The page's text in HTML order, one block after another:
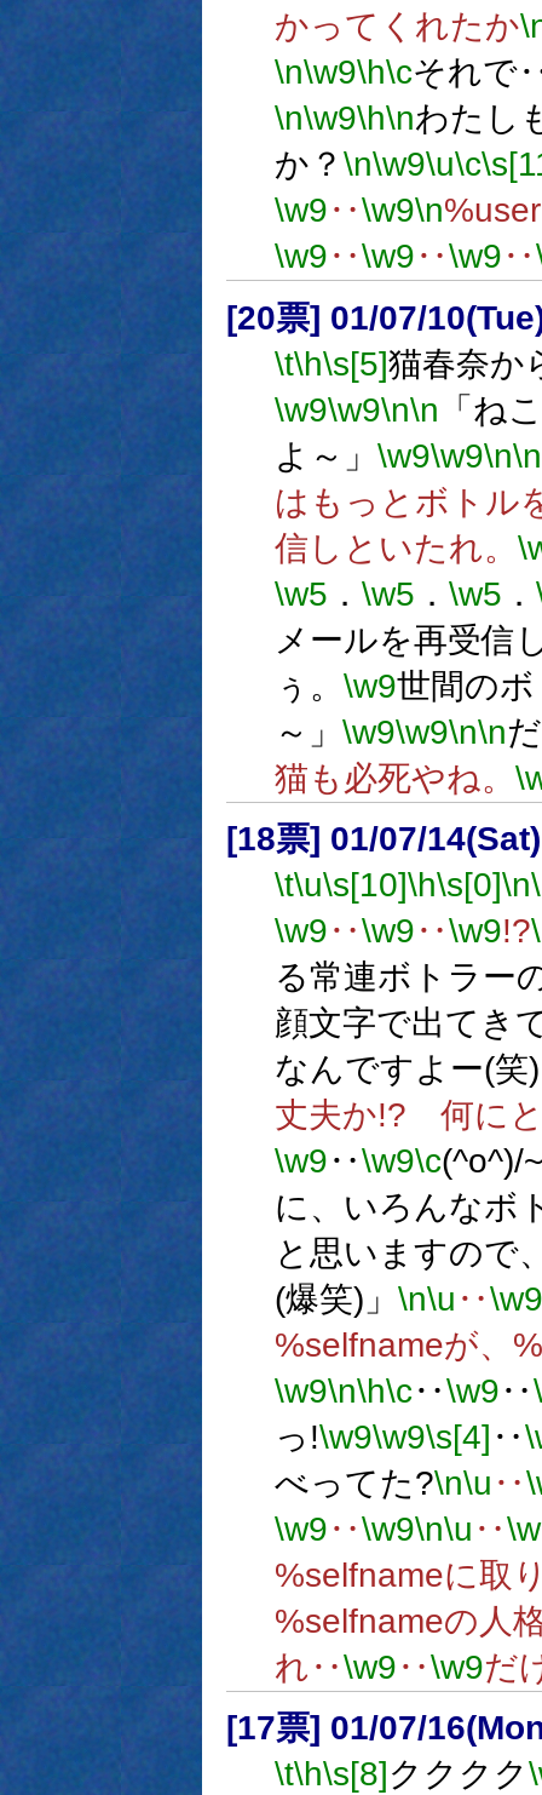
かってくれたか
\n\w9\h\cそれで
\n\w9\h\nわたし
か？ \n\w9\u\c
\w9‥\w9\n
\w9‥\w9‥\w9‥
[20票] 01/07/
\t\h\s[5]猫春奈か
\w9\w9\n\n 「ね
よ～」 \w9\w9\n\n
はもっとボトル
信しといたれ。
\w5 ． \w5 ． \w5 ．
メールを再受信
ぅ。 \w9世間の
～」 \w9\w9\n\n
猫も必死やね。
[18票] 01/07/
\t\u\s[10]\h\s[0]\n
\w9‥\w9‥\w9!?
る常連ボトラー
顔文字で出てき
なんですよー(笑
丈夫か!? 何に
\w9‥\w9\c(^o^)/
に、いろんなボ
と思いますので
(爆笑)」 \n\u ‥\w9
%selfnameが、
\w9\n\h\c‥\w9‥
っ!\w9\w9\s[4] ‥
べってた?\n\u ‥
\w9‥\w9\n\u ‥
%selfnameに取
%selfnameの人
れ‥\w9‥\w9だ
[17票] 01/07/
\t\h\s[8]クククク